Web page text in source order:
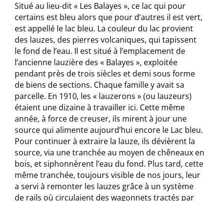
Situé au lieu-dit « Les Balayes », ce lac qui pour
certains est bleu alors que pour d’autres il est vert,
est appellé le lac bleu. La couleur du lac provient
des lauzes, des pierres volcaniques, qui tapissent
le fond de l’eau. Il est situé à l’emplacement de
l’ancienne lauzière des « Balayes », exploitée
pendant près de trois siècles et demi sous forme
de biens de sections. Chaque famille y avait sa
parcelle. En 1910, les « lauzerons » (ou lauzeurs)
étaient une dizaine à travailler ici. Cette même
année, à force de creuser, ils mirent à jour une
source qui alimente aujourd’hui encore le Lac bleu.
Pour continuer à extraire la lauze, ils dévièrent la
source, via une tranchée au moyen de chêneaux en
bois, et siphonnèrent l’eau du fond. Plus tard, cette
même tranchée, toujours visible de nos jours, leur
a servi à remonter les lauzes grâce à un système
de rails où circulaient des wagonnets tractés par